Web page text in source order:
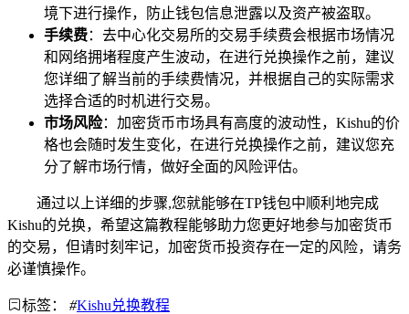
境下进行操作，防止钱包信息泄露以及资产被盗取。
手续费：去中心化交易所的交易手续费会根据市场情况
和网络拥堵程度产生波动，在进行兑换操作之前，建议
您详细了解当前的手续费情况，并根据自己的实际需求
选择合适的时机进行交易。
市场风险：加密货币市场具有高度的波动性，Kishu的价
格也会随时发生变化，在进行兑换操作之前，建议您充
分了解市场行情，做好全面的风险评估。
通过以上详细的步骤,您就能够在TP钱包中顺利地完成
Kishu的兑换，希望这篇教程能够助力您更好地参与加密货币
的交易，但请时刻牢记，加密货币投资存在一定的风险，请务
必谨慎操作。
标签： #Kishu兑换教程